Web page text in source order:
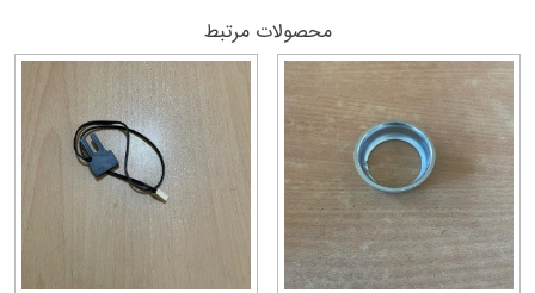
عدد
محصولات مرتبط